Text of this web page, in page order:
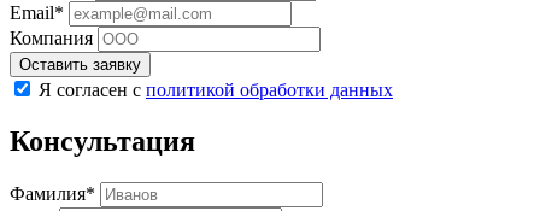
Email*
Компания
Оставить заявку
Я согласен с политикой обработки данных
Консультация
Фамилия*